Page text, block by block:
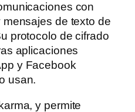
con
de texto de
protocolo de cifrado
aplicaciones
y Facebook
usan.
y permite